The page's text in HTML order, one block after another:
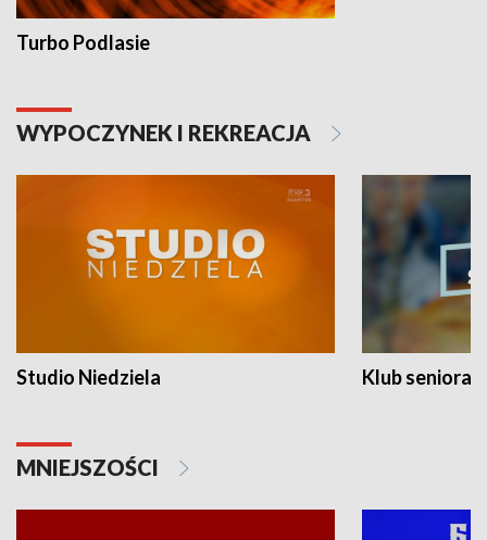
Turbo Podlasie
WYPOCZYNEK I REKREACJA
Studio Niedziela Klub seniora
MNIEJSZOŚCI